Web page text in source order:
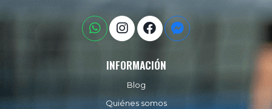
INFORMACIÓN
Blog
Quiénes somos